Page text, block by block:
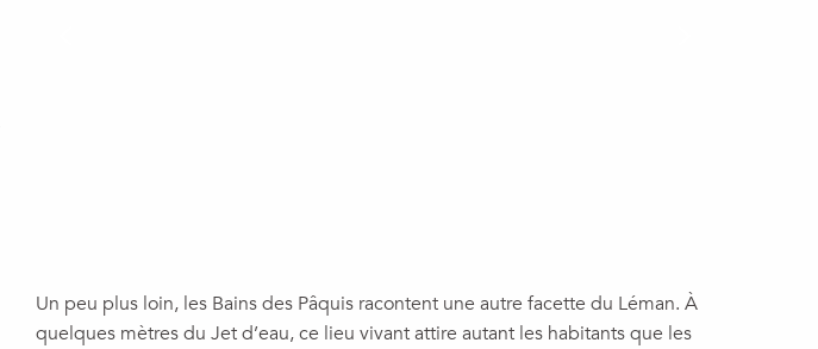
Un peu plus loin, les Bains des Pâquis racontent une autre facette du Léman. À
quelques mètres du Jet d’eau, ce lieu vivant attire autant les habitants que les